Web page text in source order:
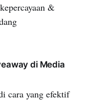
&
di Media
cara yang efektif